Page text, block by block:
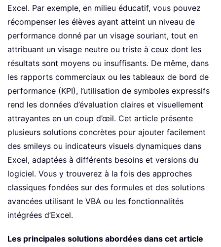
Excel. Par exemple, en milieu éducatif, vous pouvez
récompenser les élèves ayant atteint un niveau de
performance donné par un visage souriant, tout en
attribuant un visage neutre ou triste à ceux dont les
résultats sont moyens ou insuffisants. De même, dans
les rapports commerciaux ou les tableaux de bord de
performance (KPI), l’utilisation de symboles expressifs
rend les données d’évaluation claires et visuellement
attrayantes en un coup d’œil. Cet article présente
plusieurs solutions concrètes pour ajouter facilement
des smileys ou indicateurs visuels dynamiques dans
Excel, adaptées à différents besoins et versions du
logiciel. Vous y trouverez à la fois des approches
classiques fondées sur des formules et des solutions
avancées utilisant le VBA ou les fonctionnalités
intégrées d’Excel.
Les principales solutions abordées dans cet article